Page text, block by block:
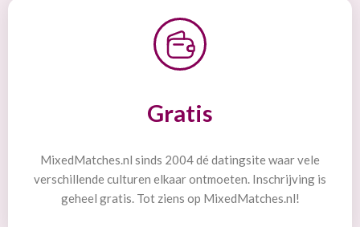
Gratis
MixedMatches.nl sinds 2004 dé datingsite waar vele
verschillende culturen elkaar ontmoeten. Inschrijving is
geheel gratis. Tot ziens op MixedMatches.nl!